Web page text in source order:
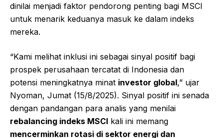
dinilai menjadi faktor pendorong penting bagi MSCI
untuk menarik keduanya masuk ke dalam indeks
mereka.
“Kami melihat inklusi ini sebagai sinyal positif bagi
prospek perusahaan tercatat di Indonesia dan
potensi meningkatnya minat investor global,” ujar
Nyoman, Jumat (15/8/2025). Sinyal positif ini senada
dengan pandangan para analis yang menilai
rebalancing indeks MSCI kali ini memang
mencerminkan rotasi di sektor energi dan